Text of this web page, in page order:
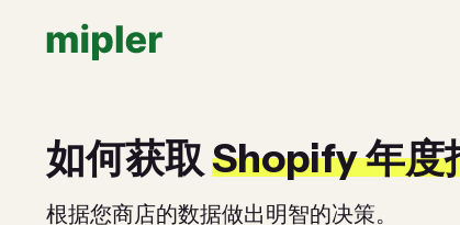
如何获取Shopify 年度
根据您商店的数据做出明智的决策。